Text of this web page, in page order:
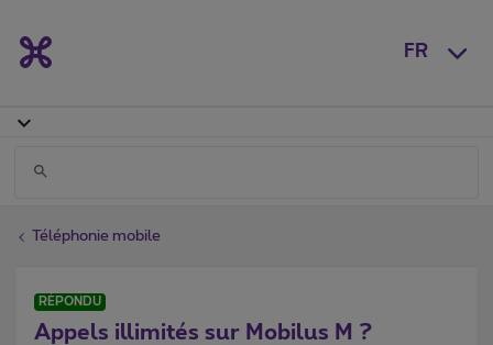
FR
Téléphonie mobile
RÉPONDU
Appels illimités sur Mobilus M ?